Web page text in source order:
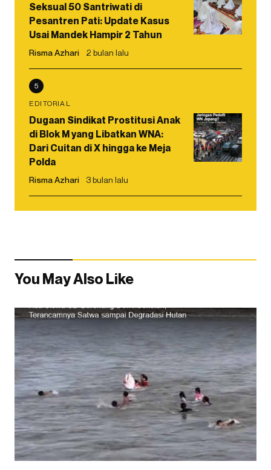
Seksual 50 Santriwati di
Pesantren Pati: Update Kasus
Usai Mandek Hampir 2 Tahun
Risma Azhari 2 bulan lalu
5
EDITORIAL
Dugaan Sindikat Prostitusi Anak
di Blok M yang Libatkan WNA:
Dari Cuitan di X hingga ke Meja
Polda
Risma Azhari 3 bulan lalu
You May Also Like